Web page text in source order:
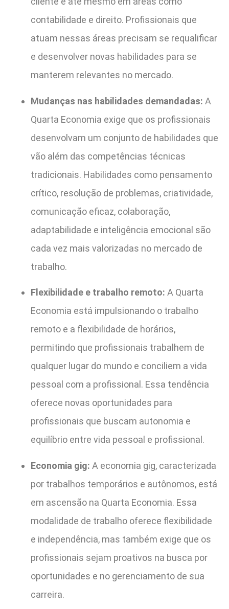
contabilidade e direito. Profissionais que
atuam nessas áreas precisam se requalificar
e desenvolver novas habilidades para se
manterem relevantes no mercado.
Mudanças nas habilidades demandadas: A
Quarta Economia exige que os profissionais
desenvolvam um conjunto de habilidades que
vão além das competências técnicas
tradicionais. Habilidades como pensamento
crítico, resolução de problemas, criatividade,
comunicação eficaz, colaboração,
adaptabilidade e inteligência emocional são
cada vez mais valorizadas no mercado de
trabalho.
Flexibilidade e trabalho remoto: A Quarta
Economia está impulsionando o trabalho
remoto e a flexibilidade de horários,
permitindo que profissionais trabalhem de
qualquer lugar do mundo e conciliem a vida
pessoal com a profissional. Essa tendência
oferece novas oportunidades para
profissionais que buscam autonomia e
equilíbrio entre vida pessoal e profissional.
Economia gig: A economia gig, caracterizada
por trabalhos temporários e autônomos, está
em ascensão na Quarta Economia. Essa
modalidade de trabalho oferece flexibilidade
e independência, mas também exige que os
profissionais sejam proativos na busca por
oportunidades e no gerenciamento de sua
carreira.